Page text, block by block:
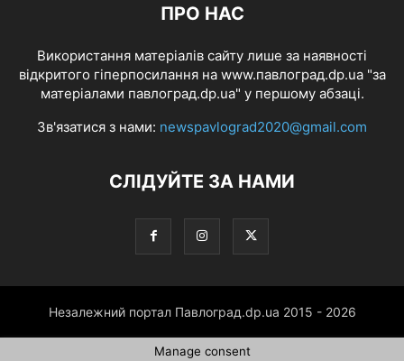
ПРО НАС
Використання матеріалів сайту лише за наявності
відкритого гіперпосилання на www.павлоград.dp.ua "за
матеріалами павлоград.dp.ua" у першому абзаці.
Зв'язатися з нами: newspavlograd2020@gmail.com
СЛІДУЙТЕ ЗА НАМИ
Незалежний портал Павлоград.dp.ua 2015 - 2026
Manage consent